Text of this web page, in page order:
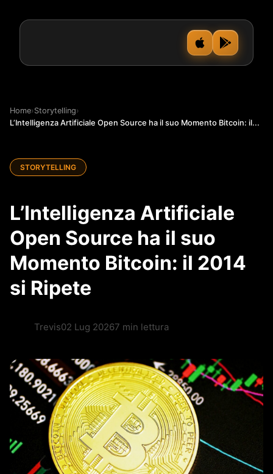
Home›Storytelling›
L’Intelligenza Artificiale Open Source ha il suo Momento Bitcoin: il...
STORYTELLING
L’Intelligenza Artificiale
Open Source ha il suo
Momento Bitcoin: il 2014
si Ripete
Trevis02 Lug 20267 min lettura